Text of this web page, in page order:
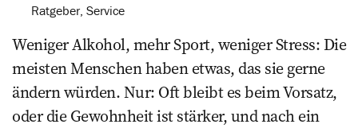
Ratgeber, Service
Weniger Alkohol, mehr Sport, weniger Stress: Die
meisten Menschen haben etwas, das sie gerne
ändern würden. Nur: Oft bleibt es beim Vorsatz,
oder die Gewohnheit ist stärker, und nach ein